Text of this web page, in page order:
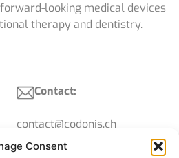
Consent
looking medical devices
therapy and dentistry.
Contact:
contact@codonis.ch
+41 61 539 15 39